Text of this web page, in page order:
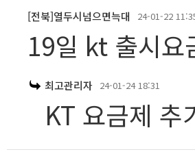
[전북]열두시넘으면늑대 24-01-22
19일 kt 출시요
최고관리자 24-01-24 18:31
KT 요금제 추